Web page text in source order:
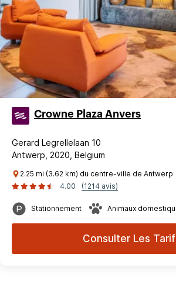
Crowne Plaza Anvers
Gerard Legrellelaan 10
Antwerp, 2020, Belgium
2.25 mi (3.62 km) du centre-ville de Antwerp
4.00
(1214 avis)
Stationnement Animaux
Consulter Les